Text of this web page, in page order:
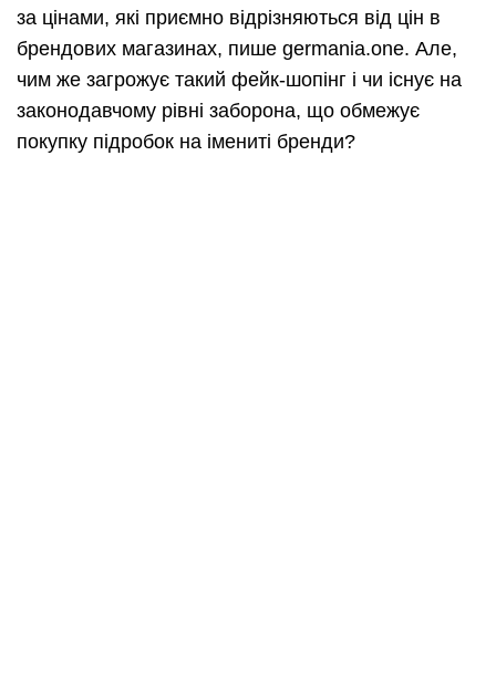
за цінами, які приємно відрізняються від цін в
брендових магазинах, пише germania.one. Але,
чим же загрожує такий фейк-шопінг і чи існує на
законодавчому рівні заборона, що обмежує
покупку підробок на імениті бренди?